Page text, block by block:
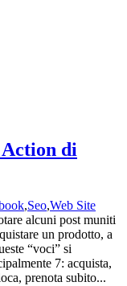
di
,Seo,Web Site
alcuni post muniti
un prodotto, a
“voci” si
7: acquista,
prenota subito...